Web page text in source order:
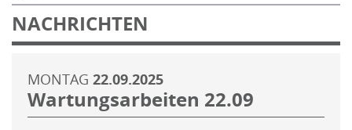
NACHRICHTEN
MONTAG 22.09.2025
Wartungsarbeiten 22.09